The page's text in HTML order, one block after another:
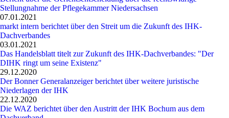
Stellungnahme der Pflegekammer Niedersachsen
07.01.2021
markt intern berichtet über den Streit um die Zukunft des IHK-
Dachverbandes
03.01.2021
Das Handelsblatt titelt zur Zukunft des IHK-Dachverbandes: "Der
DIHK ringt um seine Existenz"
29.12.2020
Der Bonner Generalanzeiger berichtet über weitere juristische
Niederlagen der IHK
22.12.2020
Die WAZ berichtet über den Austritt der IHK Bochum aus dem